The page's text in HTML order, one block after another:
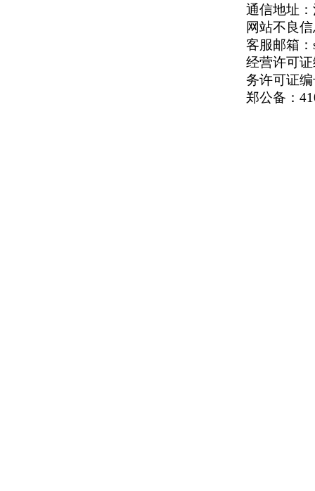
通信地址：
网站不良
客服邮箱：
经营许可
务许可证
郑公备：